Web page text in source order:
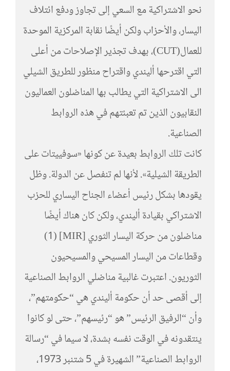
نحو الاشتراكية مع السعي إلى تجاوز ودفع ائتلاف
اليسار، والأحزاب ولكن أيضًا نقابة المركزية الموحدة
للعمال(CUT)، بهدف تجذير الإصلاحات من أعلى
التي اقترحها أليندي واقتراح منظور للطريق الشيلي
الى الاشتراكية التي يطالب بها المناضلون العماليون
النقابيون الذين تم تعبئتهم في هذه الروابط
الصناعية.
كانت تلك الروابط بعيدة عن كونها «سوفييتات على
الطريقة الشيلية». لأنها لم تنفصل عن الدولة. وظل
يقودها بشكل رئيس أعضاء الجناح اليساري للحزب
الاشتراكي بقيادة أليندي، ولكن كان هناك أيضًا
مناضلون من حركة اليسار الثوري [MIR] (1)
وقطاعات من اليسار المسيحي والمسيحيون
الثوريون. اعتبرت غالبية مناضلي الروابط الصناعية
إلى أقصى حد أن حكومة أليندي هي “حكومتهم”،
وأن “الرفيق الرئيس” هو “رئيسهم”، حتى لو كانوا
ينتقدونه في الوقت نفسه بشدة، لا سيما في “رسالة
الروابط الصناعية” الشهيرة في 5 شتنبر 1973،